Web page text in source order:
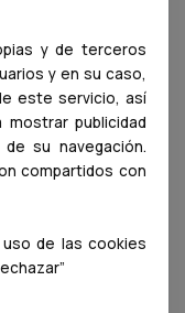
de
de la
parte de
un
y de terceros
y en su caso,
este servicio, así
publicidad
su navegación.
compartidos con
de las cookies